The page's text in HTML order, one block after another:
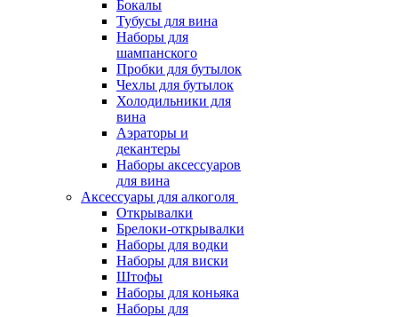
Бокалы
Тубусы для вина
Наборы для
шампанского
Пробки для бутылок
Чехлы для бутылок
Холодильники для
вина
Аэраторы и
декантеры
Наборы аксессуаров
для вина
Аксессуары для алкоголя
Открывалки
Брелоки-открывалки
Наборы для водки
Наборы для виски
Штофы
Наборы для коньяка
Наборы для